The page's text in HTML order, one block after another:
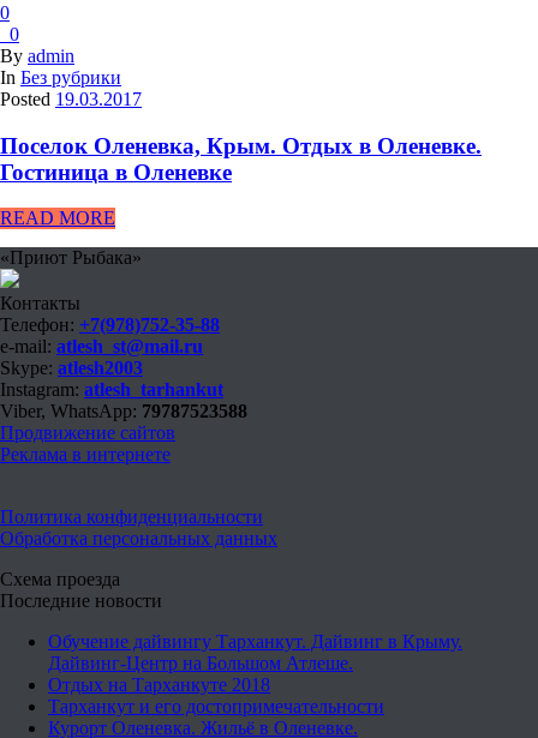
0
0
By admin
In Без рубрики
Posted 19.03.2017
Поселок Оленевка, Крым. Отдых в Оленевке.
Гостиница в Оленевке
READ MORE
«Приют Рыбака»
Контакты
Телефон: +7(978)752-35-88
e-mail: atlesh_st@mail.ru
Skype: atlesh2003
Instagram: atlesh_tarhankut
Viber, WhatsApp: 79787523588
Продвижение сайтов
Реклама в интернете
Политика конфиденциальности
Обработка персональных данных
Схема проезда
Последние новости
Обучение дайвингу Тарханкут. Дайвинг в Крыму.
Дайвинг-Центр на Большом Атлеше.
Отдых на Тарханкуте 2018
Тарханкут и его достопримечательности
Курорт Оленевка. Жильё в Оленевке.